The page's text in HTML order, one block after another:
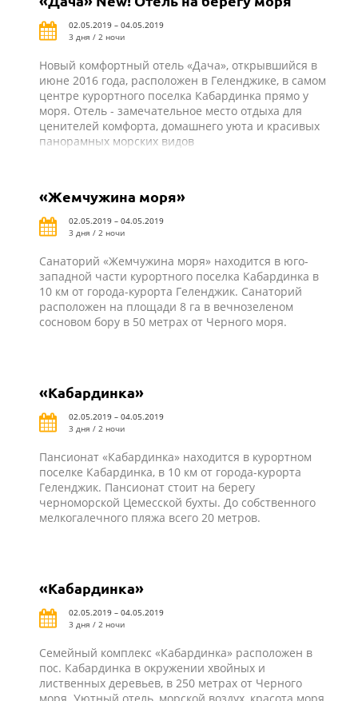
02.05.2019 – 04.05.2019
3 дня / 2 ночи
Новый комфортный отель «Дача», открывшийся в
июне 2016 года, расположен в Геленджике, в самом
центре курортного поселка Кабардинка прямо у
моря. Отель - замечательное место отдыха для
ценителей комфорта, домашнего уюта и красивых
панорамных морских видов
«Жемчужина моря»
02.05.2019 – 04.05.2019
3 дня / 2 ночи
Санаторий «Жемчужина моря» находится в юго-
западной части курортного поселка Кабардинка в
10 км от города-курорта Геленджик. Санаторий
расположен на площади 8 га в вечнозеленом
сосновом бору в 50 метрах от Черного моря.
«Кабардинка»
02.05.2019 – 04.05.2019
3 дня / 2 ночи
Пансионат «Кабардинка» находится в курортном
поселке Кабардинка, в 10 км от города-курорта
Геленджик. Пансионат стоит на берегу
черноморской Цемесской бухты. До собственного
мелкогалечного пляжа всего 20 метров.
«Кабардинка»
02.05.2019 – 04.05.2019
3 дня / 2 ночи
Семейный комплекс «Кабардинка» расположен в
пос. Кабардинка в окружении хвойных и
лиственных деревьев, в 250 метрах от Черного